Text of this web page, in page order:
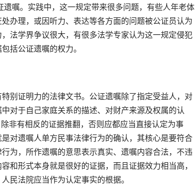
嘱。实践中，这一规定带来很多问题，有些人年老体
办理，或因听力、表达等各方面的问题被公证员认为
法学界争议很大，有很多法学专家认为这一规定侵犯
括公证遗嘱的权力。
证明力的法律文书。公证遗嘱除了指定受益人，对
对于自己家庭关系的描述、对财产来源及权属的认
非有相反的证据推翻，否则应都应当直接认定为事
对遗嘱人单方民事法律行为的确认，其核心是要符合
为，所作遗嘱的意思表示真实、遗嘱内容合法，不违
和形式本身就是很好的证据，而且证据效力相当高，
民法院应当作为认定事实的根据。